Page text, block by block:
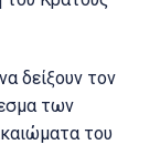
δείξουν τον
των
του